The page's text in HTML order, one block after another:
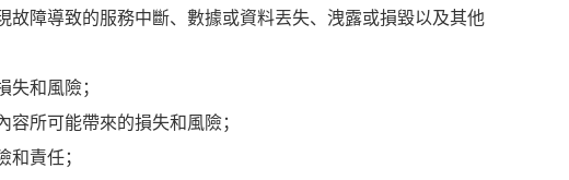
障導致的服務中斷、數據或資料丟失、洩露或損毀以及其他
和風險；
所可能帶來的損失和風險；
責任；